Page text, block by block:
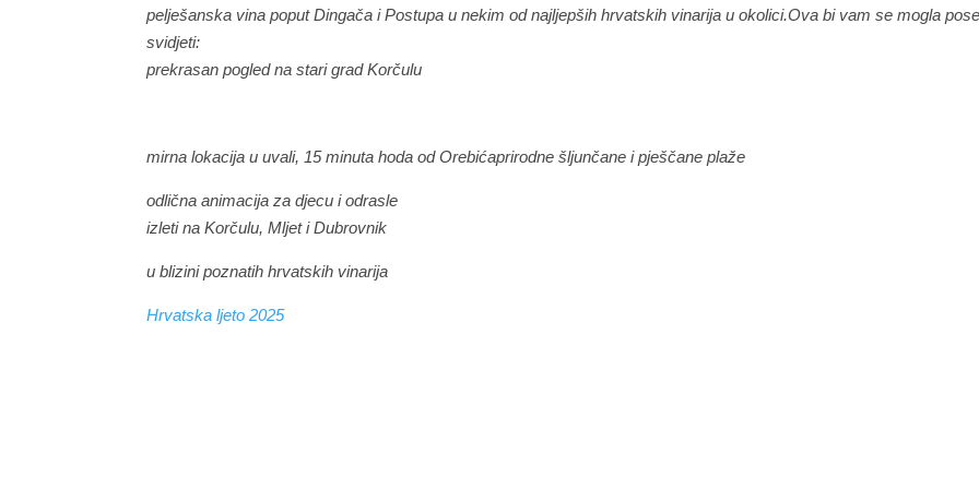
pelješanska vina poput Dingača i Postupa u nekim od najljepših hrvatskih vinarija u okolici.Ova bi vam se mogla
svidjeti:
prekrasan pogled na stari grad Korčulu
mirna lokacija u uvali, 15 minuta hoda od Orebićaprirodne šljunčane i pješčane plaže
odlična animacija za djecu i odrasle
izleti na Korčulu, Mljet i Dubrovnik
u blizini poznatih hrvatskih vinarija
Hrvatska ljeto 2025